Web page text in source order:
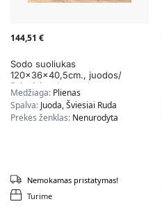
144,51 €
Sodo suoliukas
120x36x40,5cm., juodos/
šviesiai rudos spalvos
Medžiaga: Plienas
Spalva: Juoda, Šviesiai Ruda
Prekės ženklas: Nenurodyta
Turime
Nemokamas pristatymas!